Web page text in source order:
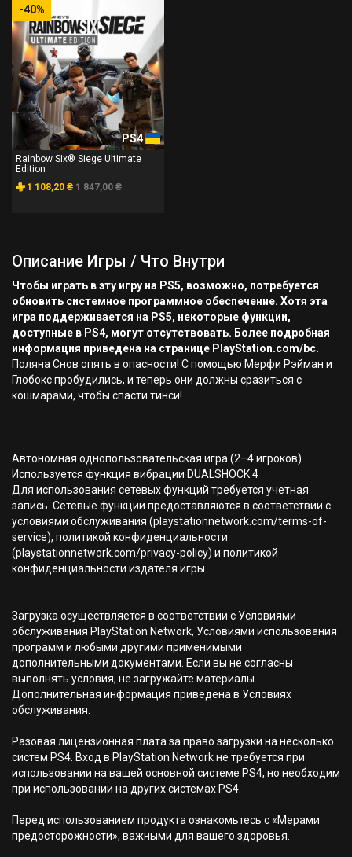
-40%
PS4
Rainbow Six® Siege Ultimate
Edition
1 108,20 ₴ 1 847,00 ₴
Описание Игры / Что Внутри
Чтобы играть в эту игру на PS5, возможно, потребуется
обновить системное программное обеспечение. Хотя эта
игра поддерживается на PS5, некоторые функции,
доступные в PS4, могут отсутствовать. Более подробная
информация приведена на странице PlayStation.com/bc.
Поляна Снов опять в опасности! С помощью Мерфи Рэйман и
Глобокс пробудились, и теперь они должны сразиться с
кошмарами, чтобы спасти тинси!
Автономная однопользовательская игра (2–4 игроков)
Используется функция вибрации DUALSHOCK 4
Для использования сетевых функций требуется учетная
запись. Сетевые функции предоставляются в соответствии с
условиями обслуживания (playstationnetwork.com/terms-of-
service), политикой конфиденциальности
(playstationnetwork.com/privacy-policy) и политикой
конфиденциальности издателя игры.
Загрузка осуществляется в соответствии с Условиями
обслуживания PlayStation Network, Условиями использования
программ и любыми другими применимыми
дополнительными документами. Если вы не согласны
выполнять условия, не загружайте материалы.
Дополнительная информация приведена в Условиях
обслуживания.
Разовая лицензионная плата за право загрузки на несколько
систем PS4. Вход в PlayStation Network не требуется при
использовании на вашей основной системе PS4, но необходим
при использовании на других системах PS4.
Перед использованием продукта ознакомьтесь с «Мерами
предосторожности», важными для вашего здоровья.